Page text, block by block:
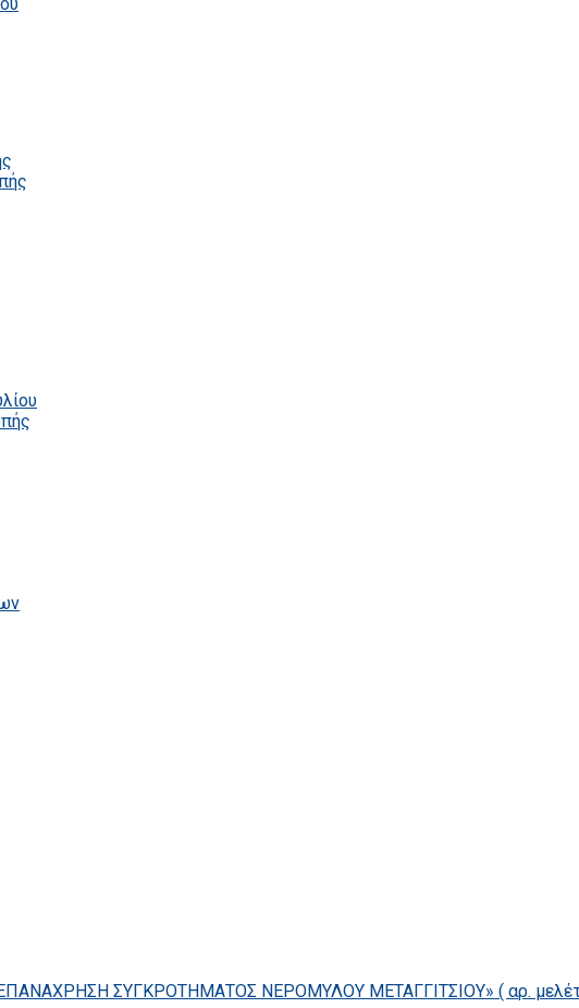
ΣΥΓΚΡΟΤΗΜΑΤΟΣ ΝΕΡΟΜΥΛΟΥ ΜΕΤΑΓΓΙΤΣΙΟΥ» ( αρ.